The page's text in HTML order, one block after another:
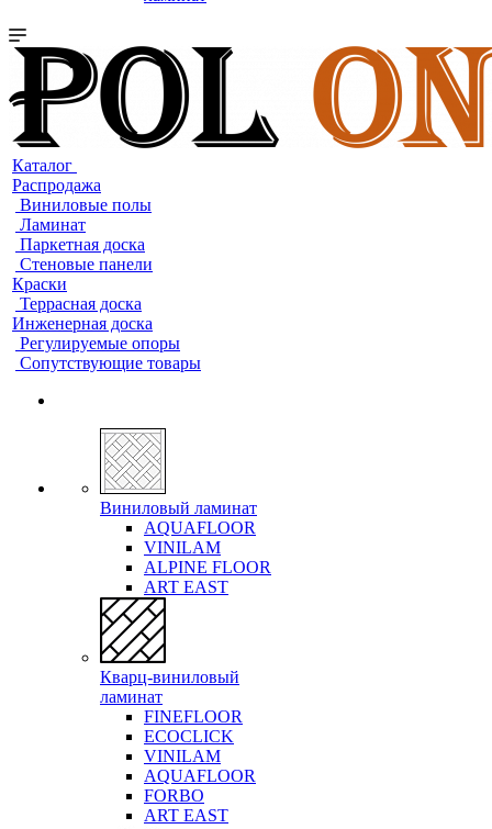
Каталог
Распродажа
Виниловые полы
Ламинат
Паркетная доска
Стеновые панели
Краски
Террасная доска
Инженерная доска
Регулируемые опоры
Сопутствующие товары
Виниловый ламинат
AQUAFLOOR
VINILAM
ALPINE FLOOR
ART EAST
Кварц-виниловый
ламинат
FINEFLOOR
ECOCLICK
VINILAM
AQUAFLOOR
FORBO
ART EAST